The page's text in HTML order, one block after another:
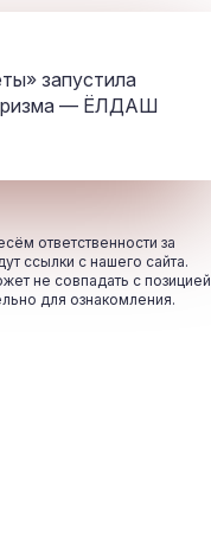
запустила
— ЁЛДАШ
ответственности за
ссылки с нашего сайта.
не совпадать с позицией
для ознакомления.